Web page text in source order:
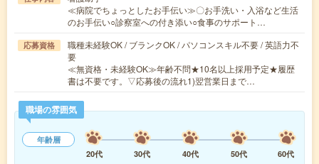
≪病院でちょっとしたお手伝い≫〇お手洗い・入浴など生活
のお手伝い○診察室への付き添い○食事のサポート…
応募資格
職種未経験OK / ブランクOK / パソコンスキル不要 / 英語力不
要
≪無資格・未経験OK≫年齢不問★10名以上採用予定★履歴
書は不要です。▽応募後の流れ1)翌営業日まで…
職場の雰囲気
年齢層
20代
30代 40代 50代
60代